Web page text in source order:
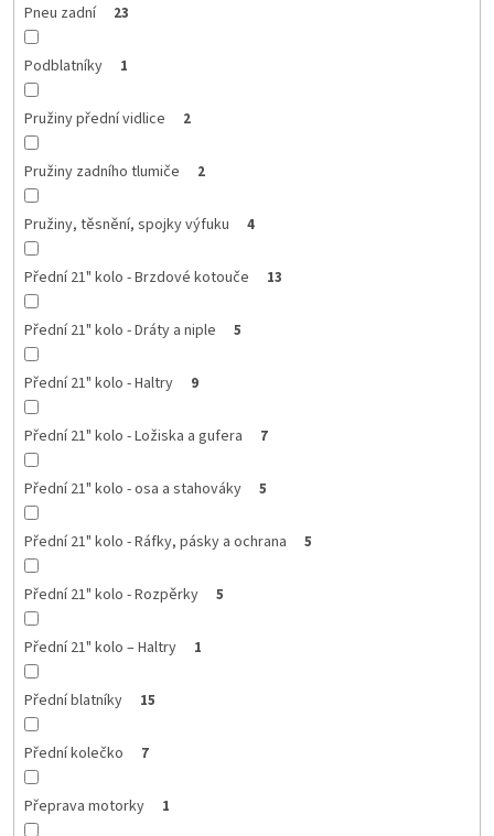
Pneu zadní 23
Podblatníky 1
Pružiny přední vidlice 2
Pružiny zadního tlumiče 2
Pružiny, těsnění, spojky výfuku 4
Přední 21" kolo - Brzdové kotouče 13
Přední 21" kolo - Dráty a niple 5
Přední 21" kolo - Haltry 9
Přední 21" kolo - Ložiska a gufera 7
Přední 21" kolo - osa a stahováky 5
Přední 21" kolo - Ráfky, pásky a ochrana 5
Přední 21" kolo - Rozpěrky 5
Přední 21" kolo – Haltry 1
Přední blatníky 15
Přední kolečko 7
Přeprava motorky 1